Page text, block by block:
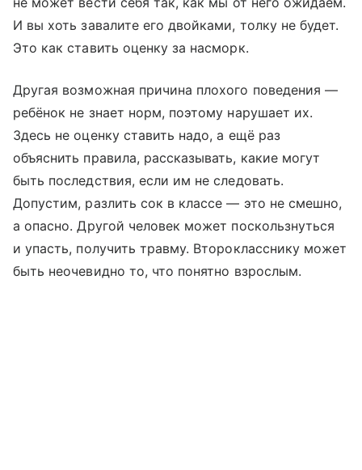
И вы хоть завалите его двойками, толку не будет.
Это как ставить оценку за насморк.
Другая возможная причина плохого поведения —
ребёнок не знает норм, поэтому нарушает их.
Здесь не оценку ставить надо, а ещё раз
объяснить правила, рассказывать, какие могут
быть послед­ствия, если им не следовать.
Допустим, разлить сок в классе — это не смешно,
а опасно. Другой человек может поскользнуться
и упасть, получить травму. Второкласснику может
быть неочевидно то, что понятно взрослым.